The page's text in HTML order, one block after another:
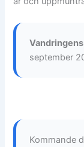
september
Kommande